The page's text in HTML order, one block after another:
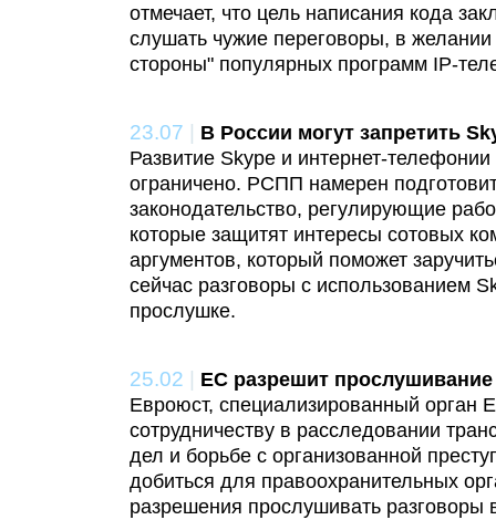
отмечает, что цель написания кода
слушать чужие переговоры, в желании
стороны" популярных программ IP-
23.07 | В России могут запретить
Развитие Skype и интернет-
ограничено. РСПП намерен
законодательство, регулирующие
которые защитят интересы сотовых
аргументов, который поможет
сейчас разговоры с использованием
прослушке.
25.02 | ЕС разрешит прослушивание
Евроюст, специализированный орган
сотрудничеству в расследовании
дел и борьбе с организованной
добиться для правоохранительных
разрешения прослушивать разговоры